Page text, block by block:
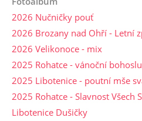
2026 Nučničky pouť
2026 Brozany nad Ohří - Letní
2026 Velikonoce - mix
2025 Rohatce - vánoční
2025 Libotenice - poutní mše
2025 Rohatce - Slavnost Všech
Libotenice Dušičky